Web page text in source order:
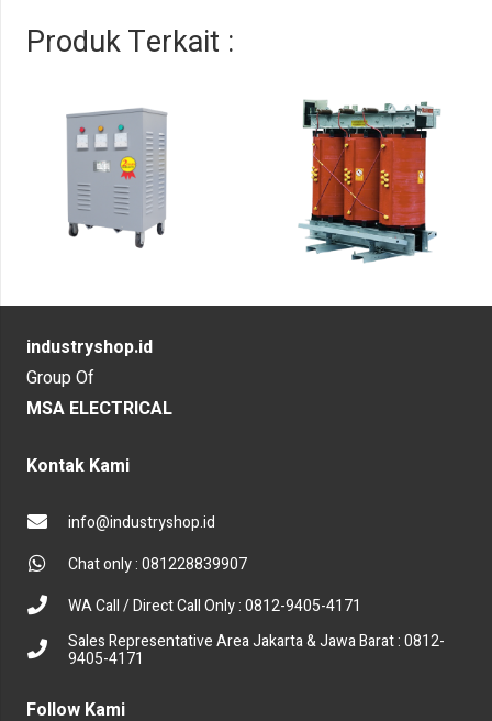
Produk Terkait :
industryshop.id
Group Of
MSA ELECTRICAL
Kontak Kami
info@industryshop.id
Chat only : 081228839907
WA Call / Direct Call Only : 0812-9405-4171
Sales Representative Area Jakarta & Jawa Barat : 0812-
9405-4171
Follow Kami